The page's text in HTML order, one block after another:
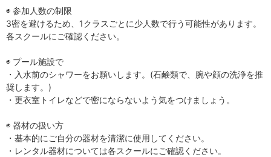
◉ 参加人数の制限
3密を避けるため、1クラスごとに少人数で行う可能性があります。
各スクールにご確認ください。
◉ プール施設で
・入水前のシャワーをお願いします。(石鹸類で、腕や顔の洗浄を推
奨します。)
・更衣室トイレなどで密にならないよう気をつけましょう。
◉ 器材の扱い方
・基本的にご自分の器材を清潔に使用してください。
・レンタル器材については各スクールにご確認ください。